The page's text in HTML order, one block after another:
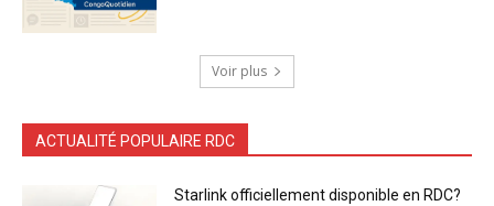
Voir plus
ACTUALITÉ POPULAIRE RDC
Starlink officiellement disponible en RDC?